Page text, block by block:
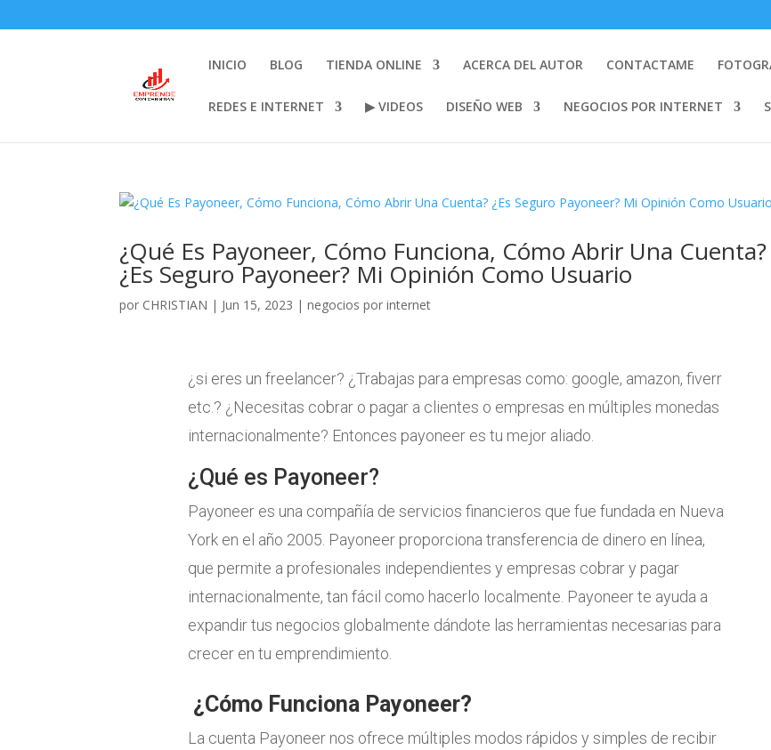
INICIO BLOG TIENDA ONLINE ACERCA DEL AUTOR CONTACTAME
REDES E INTERNET ▶ VIDEOS DISEÑO WEB NEGOCIOS POR INTERNET
¿Qué Es Payoneer, Cómo Funciona, Cómo Abrir Una Cuenta?
¿Es Seguro Payoneer? Mi Opinión Como Usuario
por CHRISTIAN | Jun 15, 2023 |negocios por internet
¿si eres un freelancer? ¿Trabajas para empresas como: google, amazon, fiverr
etc.? ¿Necesitas cobrar o pagar a clientes o empresas en múltiples monedas
internacionalmente? Entonces payoneer es tu mejor aliado.
¿Qué es Payoneer?
Payoneer es una compañía de servicios financieros que fue fundada en Nueva
York en el año 2005. Payoneer proporciona transferencia de dinero en línea,
que permite a profesionales independientes y empresas cobrar y pagar
internacionalmente, tan fácil como hacerlo localmente. Payoneer te ayuda a
expandir tus negocios globalmente dándote las herramientas necesarias para
crecer en tu emprendimiento.
¿Cómo Funciona Payoneer?
La cuenta Payoneer nos ofrece múltiples modos rápidos y simples de recibir